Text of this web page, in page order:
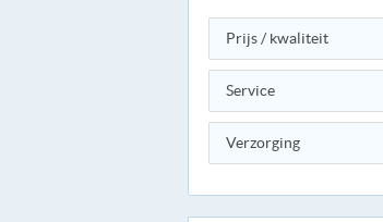
Prijs / kwaliteit
Service
Verzorging